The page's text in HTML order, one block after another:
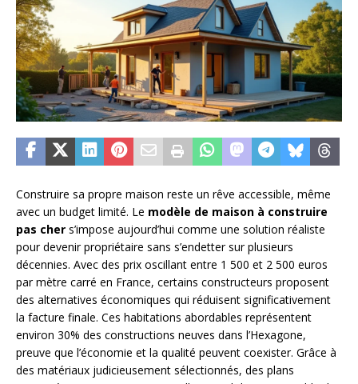
Construire sa propre maison reste un rêve accessible, même
avec un budget limité. Le modèle de maison à construire
pas cher s’impose aujourd’hui comme une solution réaliste
pour devenir propriétaire sans s’endetter sur plusieurs
décennies. Avec des prix oscillant entre 1 500 et 2 500 euros
par mètre carré en France, certains constructeurs proposent
des alternatives économiques qui réduisent significativement
la facture finale. Ces habitations abordables représentent
environ 30% des constructions neuves dans l’Hexagone,
preuve que l’économie et la qualité peuvent coexister. Grâce à
des matériaux judicieusement sélectionnés, des plans